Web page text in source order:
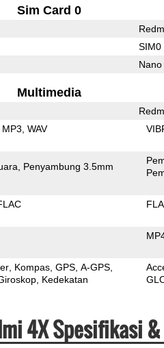
Sim Card 0
SIM0
Nano
Multimedia
MP3 WAV
Penyambung 3.5mm
Kompas GPS A-GPS
Kedekatan
4X Spesifikasi